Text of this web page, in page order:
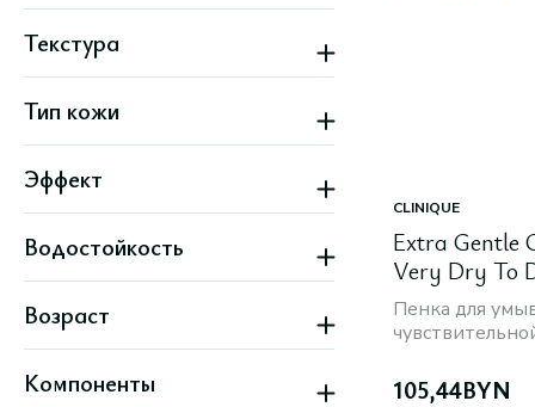
Текстура
Гелевая
Жидкая
Тип кожи
Атопичная
Все типы кожи
Жирная
Комбинированная
Все варианты
Эффект
Антивозрастной
Восстановление
Матовый
Все варианты
Водостойкость
Нет
Возраст
18+
Компоненты
CLINIQUE
Extra Gentle
Very Dry To
125 мл
Пенка для
105,44BYN